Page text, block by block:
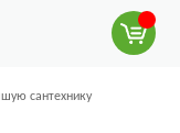
сантехнику